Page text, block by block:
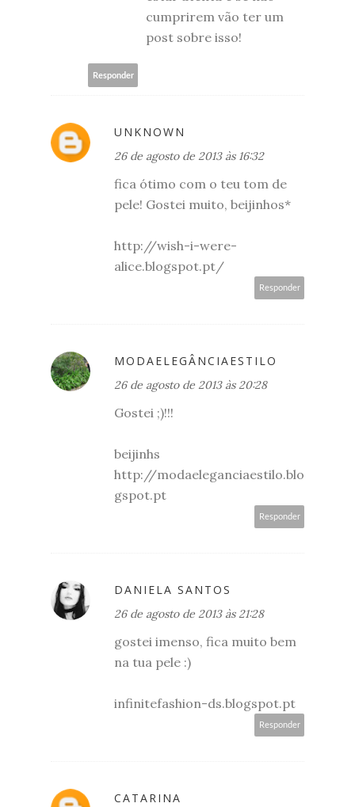
cumprirem vão ter um
post sobre isso!
Responder
UNKNOWN
26 de agosto de 2013 às 16:32
fica ótimo com o teu tom de
pele! Gostei muito, beijinhos*
http://wish-i-were-
alice.blogspot.pt/
Responder
MODAELEGÂNCIAESTILO
26 de agosto de 2013 às 20:28
Gostei ;)!!!
beijinhs
http://modaeleganciaestilo.blo
gspot.pt
Responder
DANIELA SANTOS
26 de agosto de 2013 às 21:28
gostei imenso, fica muito bem
na tua pele :)
infinitefashion-ds.blogspot.pt
Responder
CATARINA